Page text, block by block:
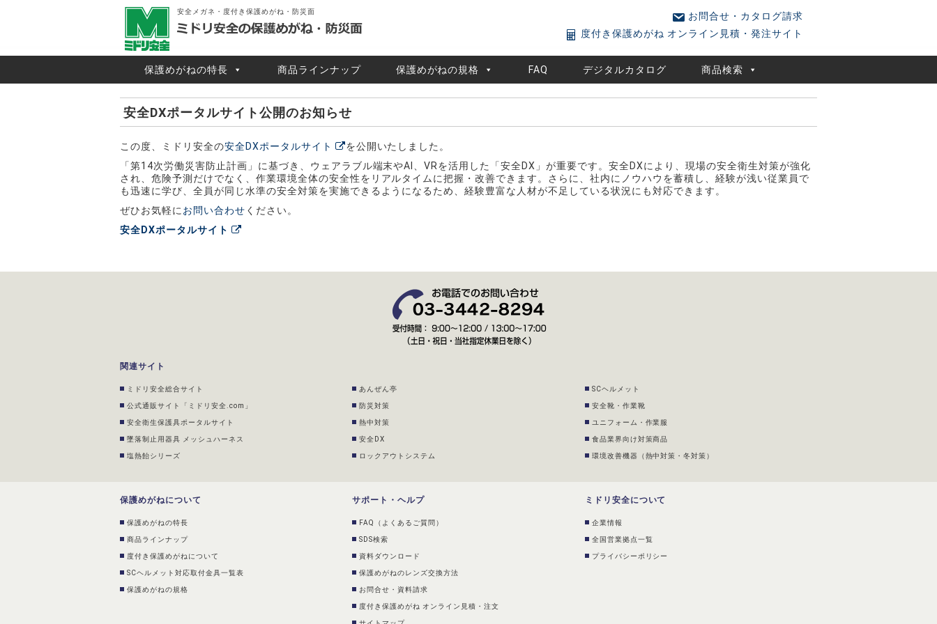
安全メガネ・度付き保護めがね・防災面
お問合せ・カタログ請求
度付き保護めがね オンライン見積・発注サイト
保護めがねの特長 商品ラインナップ 保護めがねの規格 FAQ デジタルカタログ 商品検索
安全DXポータルサイト公開のお知らせ
この度、ミドリ安全の安全DXポータルサイト
を公開いたしました。
「第14次労働災害防止計画」に基づき、ウェアラブル端末やAI、VRを活用した「安全DX」が重要です。安全DXにより、現場の安全衛生対策が強化
され、危険予測だけでなく、作業環境全体の安全性をリアルタイムに把握・改善できます。さらに、社内にノウハウを蓄積し、経験が浅い従業員で
も迅速に学び、全員が同じ水準の安全対策を実施できるようになるため、経験豊富な人材が不足している状況にも対応できます。
ぜひお気軽に お問い合わせ ください。
安全DXポータルサイト
関連サイト
ミドリ安全総合サイト
公式通販サイト「ミドリ安全.com」
安全衛生保護具ポータルサイト
墜落制止用器具 メッシュハーネス
塩熱飴シリーズ
あんぜん亭
防災対策
熱中対策
安全DX
ロックアウトシステム
SCヘルメット
安全靴・作業靴
ユニフォーム・作業服
食品業界向け対策商品
環境改善機器（熱中対策・冬対策）
保護めがねについて
保護めがねの特長
商品ラインナップ
度付き保護めがねについて
SCヘルメット対応取付金具一覧表
保護めがねの規格
サポート・ヘルプ
FAQ（よくあるご質問）
SDS検索
資料ダウンロード
保護めがねのレンズ交換方法
お問合せ・資料請求
度付き保護めがね オンライン見積・注文
ミドリ安全について
企業情報
全国営業拠点一覧
プライバシーポリシー